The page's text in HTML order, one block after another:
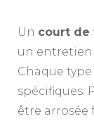
Un court de
un entretien
Chaque
spécifiques.
être